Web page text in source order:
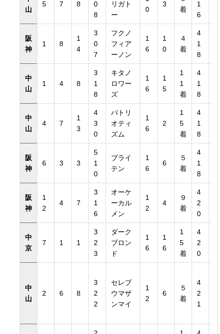
山
5 7 8
0
8
リガト
ー
0
3
着
1
6
阪
神
1 8
1
4
3
0
7
フクノ
フィア
ーノン
1
6
1
0
４
着
4
1
8
中
山
1 4 8
3
1
8
キタノ
ロワー
ズ
1
6
1
5
1
1
着
4
1
8
中
山
4 7
1
3
4
3
0
パトリ
オティ
ズム
1
6
2
1
5
着
4
1
8
阪
神
6 3 3
5
1
0
ブライ
テン
1
6
6
５
着
4
1
8
阪
神
1
2
4 7
3
1
6
オーケ
ーカル
メン
1
2
4
９
着
4
2
0
中
京
7 1 1
3
2
3
ダーク
ブロン
ド
1
6
1
6
1
5
着
4
2
0
中
山
2 6 8
3
2
2
セレブ
ウマザ
ンマイ
1
2
6
５
着
4
2
1